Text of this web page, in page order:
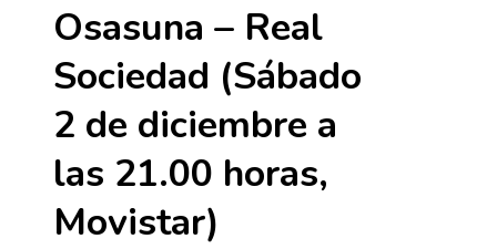
Osasuna – Real
Sociedad (Sábado
2 de diciembre a
las 21.00 horas,
Movistar)